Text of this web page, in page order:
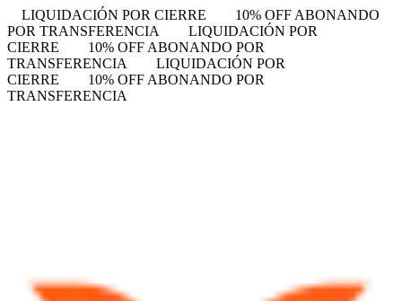
LIQUIDACIÓN POR CIERRE
10% OFF ABONANDO
POR TRANSFERENCIA
LIQUIDACIÓN POR
CIERRE
10% OFF ABONANDO POR
TRANSFERENCIA
LIQUIDACIÓN POR
CIERRE
10% OFF ABONANDO POR
TRANSFERENCIA